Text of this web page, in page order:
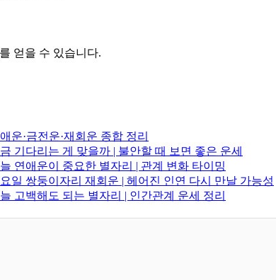
얻을 수 있습니다.
운·금전운·재회운 종합 정리
기다리는 게 맞을까 | 불안할 때 보면 좋은 운세
연애운이 중요한 별자리 | 관계 변화 타이밍
일 쌍둥이자리 재회운 | 헤어진 인연 다시 만날 가능성
고백해도 되는 별자리 | 인간관계 운세 정리